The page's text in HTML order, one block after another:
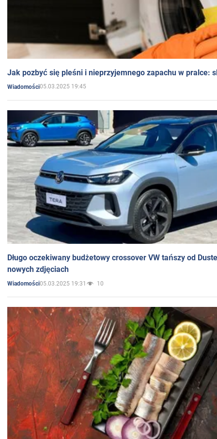
Jak pozbyć się pleśni i nieprzyjemnego zapachu w pralce:
Wiadomości05.03.2025 19:45
Długo oczekiwany budżetowy crossover VW tańszy od
nowych zdjęciach
Wiadomości05.03.2025 19:31 10